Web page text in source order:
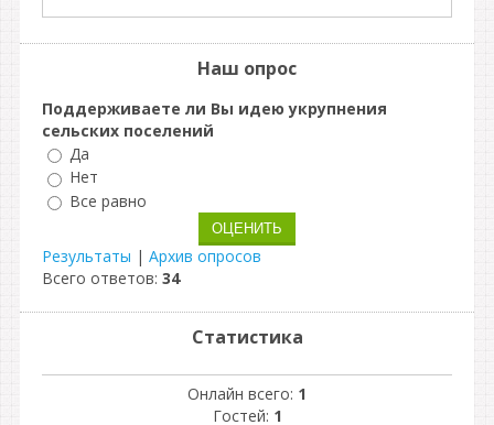
Наш опрос
Поддерживаете ли Вы идею укрупнения
сельских поселений
Да
Нет
Все равно
Результаты | Архив опросов
Всего ответов: 34
Статистика
Онлайн всего: 1
Гостей: 1